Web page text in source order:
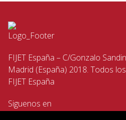
FIJET España – C/Gonzalo
Madrid (España) 2018. Todos
FIJET España
Siguenos en